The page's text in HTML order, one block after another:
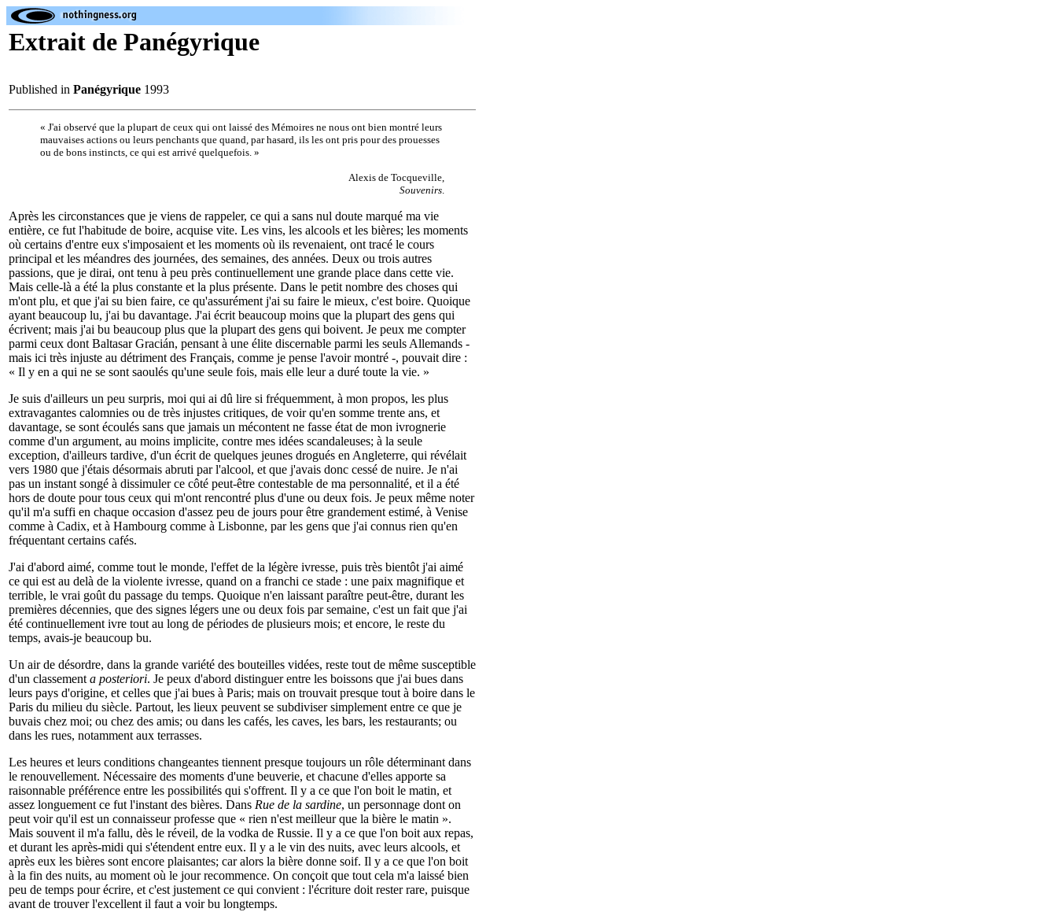
Extrait de Panégyrique
Published in Panégyrique 1993
« J'ai observé que la plupart de ceux qui ont laissé des Mémoires ne nous ont bien montré leurs
mauvaises actions ou leurs penchants que quand, par hasard, ils les ont pris pour des prouesses
ou de bons instincts, ce qui est arrivé quelquefois. »
Alexis de Tocqueville,
Souvenirs.
Après les circonstances que je viens de rappeler, ce qui a sans nul doute marqué ma vie
entière, ce fut l'habitude de boire, acquise vite. Les vins, les alcools et les bières; les moments
où certains d'entre eux s'imposaient et les moments où ils revenaient, ont tracé le cours
principal et les méandres des journées, des semaines, des années. Deux ou trois autres
passions, que je dirai, ont tenu à peu près continuellement une grande place dans cette vie.
Mais celle-là a été la plus constante et la plus présente. Dans le petit nombre des choses qui
m'ont plu, et que j'ai su bien faire, ce qu'assurément j'ai su faire le mieux, c'est boire. Quoique
ayant beaucoup lu, j'ai bu davantage. J'ai écrit beaucoup moins que la plupart des gens qui
écrivent; mais j'ai bu beaucoup plus que la plupart des gens qui boivent. Je peux me compter
parmi ceux dont Baltasar Gracián, pensant à une élite discernable parmi les seuls Allemands -
mais ici très injuste au détriment des Français, comme je pense l'avoir montré -, pouvait dire :
« Il y en a qui ne se sont saoulés qu'une seule fois, mais elle leur a duré toute la vie. »
Je suis d'ailleurs un peu surpris, moi qui ai dû lire si fréquemment, à mon propos, les plus
extravagantes calomnies ou de très injustes critiques, de voir qu'en somme trente ans, et
davantage, se sont écoulés sans que jamais un mécontent ne fasse état de mon ivrognerie
comme d'un argument, au moins implicite, contre mes idées scandaleuses; à la seule
exception, d'ailleurs tardive, d'un écrit de quelques jeunes drogués en Angleterre, qui révélait
vers 1980 que j'étais désormais abruti par l'alcool, et que j'avais donc cessé de nuire. Je n'ai
pas un instant songé à dissimuler ce côté peut-être contestable de ma personnalité, et il a été
hors de doute pour tous ceux qui m'ont rencontré plus d'une ou deux fois. Je peux même noter
qu'il m'a suffi en chaque occasion d'assez peu de jours pour être grandement estimé, à Venise
comme à Cadix, et à Hambourg comme à Lisbonne, par les gens que j'ai connus rien qu'en
fréquentant certains cafés.
J'ai d'abord aimé, comme tout le monde, l'effet de la légère ivresse, puis très bientôt j'ai aimé
ce qui est au delà de la violente ivresse, quand on a franchi ce stade : une paix magnifique et
terrible, le vrai goût du passage du temps. Quoique n'en laissant paraître peut-être, durant les
premières décennies, que des signes légers une ou deux fois par semaine, c'est un fait que j'ai
été continuellement ivre tout au long de périodes de plusieurs mois; et encore, le reste du
temps, avais-je beaucoup bu.
Un air de désordre, dans la grande variété des bouteilles vidées, reste tout de même susceptible
d'un classement a posteriori. Je peux d'abord distinguer entre les boissons que j'ai bues dans
leurs pays d'origine, et celles que j'ai bues à Paris; mais on trouvait presque tout à boire dans le
Paris du milieu du siècle. Partout, les lieux peuvent se subdiviser simplement entre ce que je
buvais chez moi; ou chez des amis; ou dans les cafés, les caves, les bars, les restaurants; ou
dans les rues, notamment aux terrasses.
Les heures et leurs conditions changeantes tiennent presque toujours un rôle déterminant dans
le renouvellement. Nécessaire des moments d'une beuverie, et chacune d'elles apporte sa
raisonnable préférence entre les possibilités qui s'offrent. Il y a ce que l'on boit le matin, et
assez longuement ce fut l'instant des bières. Dans Rue de la sardine, un personnage dont on
peut voir qu'il est un connaisseur professe que « rien n'est meilleur que la bière le matin ».
Mais souvent il m'a fallu, dès le réveil, de la vodka de Russie. Il y a ce que l'on boit aux repas,
et durant les après-midi qui s'étendent entre eux. Il y a le vin des nuits, avec leurs alcools, et
après eux les bières sont encore plaisantes; car alors la bière donne soif. Il y a ce que l'on boit
à la fin des nuits, au moment où le jour recommence. On conçoit que tout cela m'a laissé bien
peu de temps pour écrire, et c'est justement ce qui convient : l'écriture doit rester rare, puisque
avant de trouver l'excellent il faut a voir bu longtemps.